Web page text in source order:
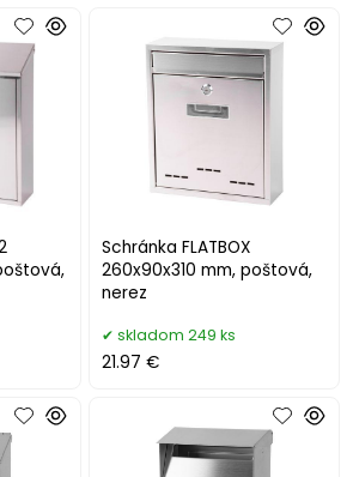
Schránka FLATBOX
260x90x310 mm, poštová,
nerez
skladom 249 ks
21.97 €